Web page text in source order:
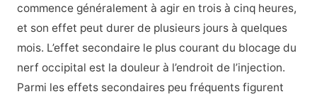
commence généralement à agir en trois à cinq heures,
et son effet peut durer de plusieurs jours à quelques
mois. L’effet secondaire le plus courant du blocage du
nerf occipital est la douleur à l’endroit de l’injection.
Parmi les effets secondaires peu fréquents figurent